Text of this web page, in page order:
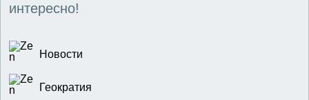
интересно!
Новости
Геократия